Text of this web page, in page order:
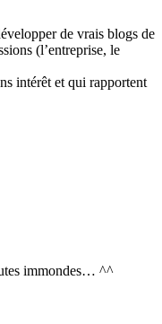
de vrais blogs de
(l’entreprise, le
intérêt et qui rapportent
immondes… ^^